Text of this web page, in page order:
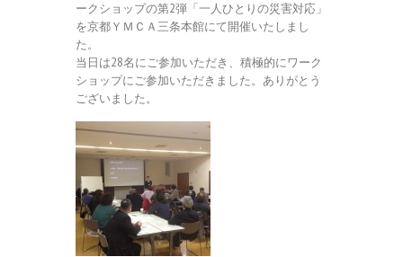
ークショップの第2弾「一人ひとりの災害対応」
を京都ＹＭＣＡ三条本館にて開催いたしまし
た。
当日は28名にご参加いただき、積極的にワーク
ショップにご参加いただきました。ありがとう
ございました。